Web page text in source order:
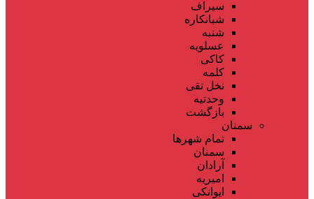
سیراف
شبانکاره
شنبه
عسلویه
کاکی
کلمه
نخل تقی
وحدتیه
بازگشت
سمنان
تمام شهر‌ها
سمنان
آرادان
امیریه
ایوانکی